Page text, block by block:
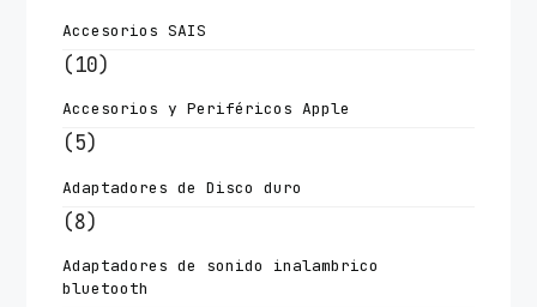
Accesorios SAIS
(10)
Accesorios y Periféricos Apple
(5)
Adaptadores de Disco duro
(8)
Adaptadores de sonido inalambrico
bluetooth